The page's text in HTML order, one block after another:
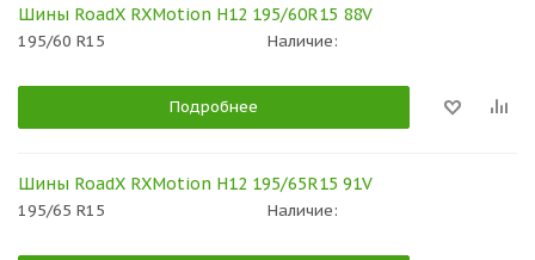
Шины RoadX RXMotion H12 195/60R15 88V
195/60 R15 Наличие:
Подробнее
Шины RoadX RXMotion H12 195/65R15 91V
195/65 R15 Наличие: